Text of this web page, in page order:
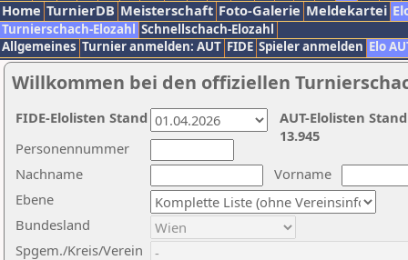
Home TurnierDB Meisterschaft Foto-Galerie Meldekartei
Turnierschach-Elozahl Schnellschach-Elozahl
Allgemeines Turnier anmelden: AUT FIDE Spieler anmelden Elo
Willkommen bei den offiziellen
Nachname
Vorname
Ebene
Personennummer
Bundesland
Spgem./Kreis/Verein
AUT-Elolisten
13.945
FIDE-Elolisten Stand